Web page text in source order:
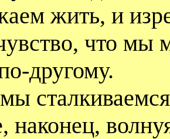
жить, и
что мы
другому.
наконец,